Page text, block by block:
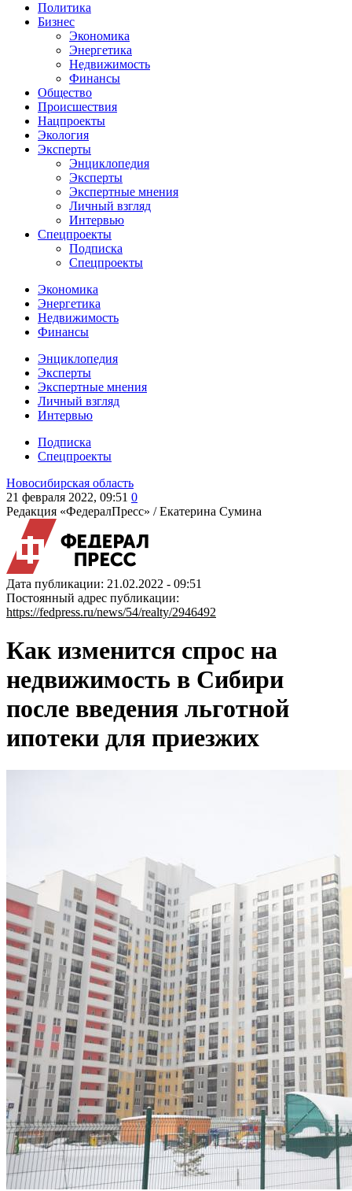
Политика
Бизнес
Экономика
Энергетика
Недвижимость
Финансы
Общество
Происшествия
Нацпроекты
Экология
Эксперты
Энциклопедия
Эксперты
Экспертные мнения
Личный взгляд
Интервью
Спецпроекты
Подписка
Спецпроекты
Экономика
Энергетика
Недвижимость
Финансы
Энциклопедия
Эксперты
Экспертные мнения
Личный взгляд
Интервью
Подписка
Спецпроекты
Новосибирская область
21 февраля 2022, 09:51 0
Редакция «ФедералПресс» /Екатерина Сумина
Дата публикации: 21.02.2022 - 09:51
Постоянный адрес публикации:
https://fedpress.ru/news/54/realty/2946492
Как изменится спрос на
недвижимость в Сибири
после введения льготной
ипотеки для приезжих